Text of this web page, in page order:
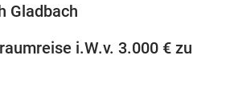
Gladbach
i.W.v. 3.000 € zu